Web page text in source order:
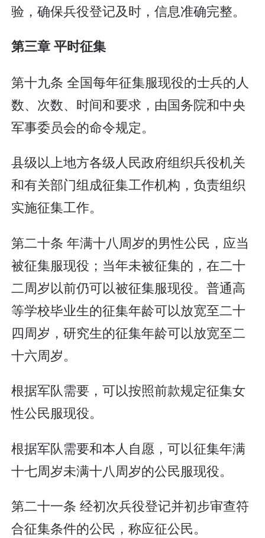
验，确保兵役登记及时，信息准确完整。
第三章 平时征集
第十九条 全国每年征集服现役的士兵的人
数、次数、时间和要求，由国务院和中央
军事委员会的命令规定。
县级以上地方各级人民政府组织兵役机关
和有关部门组成征集工作机构，负责组织
实施征集工作。
第二十条 年满十八周岁的男性公民，应当
被征集服现役；当年未被征集的，在二十
二周岁以前仍可以被征集服现役。普通高
等学校毕业生的征集年龄可以放宽至二十
四周岁，研究生的征集年龄可以放宽至二
十六周岁。
根据军队需要，可以按照前款规定征集女
性公民服现役。
根据军队需要和本人自愿，可以征集年满
十七周岁未满十八周岁的公民服现役。
第二十一条 经初次兵役登记并初步审查符
合征集条件的公民，称应征公民。